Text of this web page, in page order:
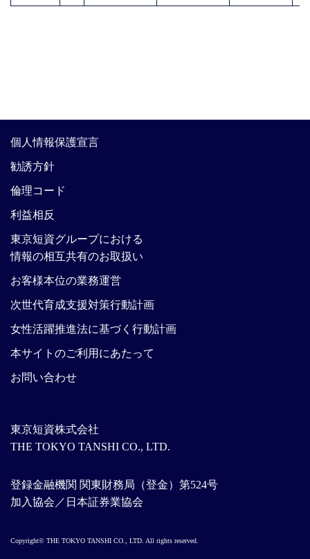
東京短資株式会社
THE TOKYO TANSHI CO., LTD.
登録金融機関 関東財務局（登金）第524号
加入協会／日本証券業協会
個人情報保護宣言
勧誘方針
倫理コード
利益相反
東京短資グループにおける
情報の相互共有のお取扱い
お客様本位の業務運営
次世代育成支援対策行動計画
女性活躍推進法に基づく行動計画
本サイトのご利用にあたって
お問い合わせ
Copyright© THE TOKYO TANSHI CO., LTD. All rights reserved.